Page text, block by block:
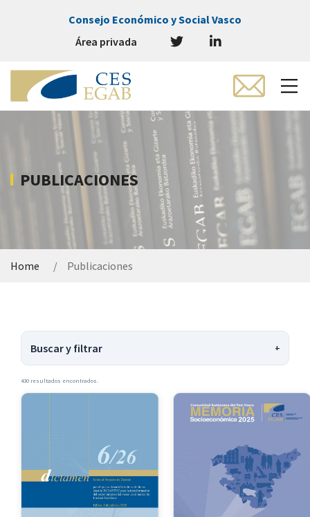
Consejo Económico y Social Vasco
Área privada
PUBLICACIONES
Home Publicaciones
Buscar y filtrar +
Dictámenes
(313)
Estudios e informes
(45)
Memoria de actividades
(28)
Memoria socioeconómica
(44)
430 resultados encontrados.